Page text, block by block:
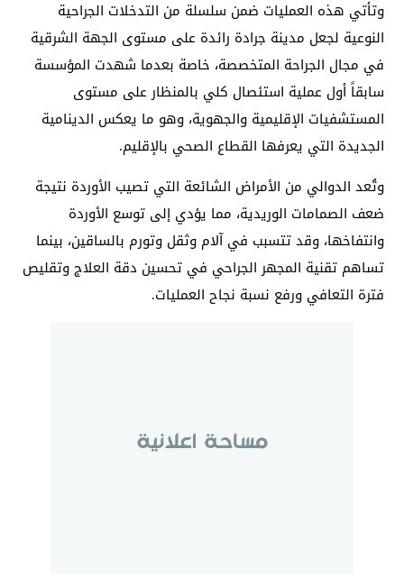
وتأتي هذه العمليات ضمن سلسلة من التدخلات الجراحية
النوعية لجعل مدينة جرادة رائدة على مستوى الجهة الشرقية
في مجال الجراحة المتخصصة، خاصة بعدما شهدت المؤسسة
سابقاً أول عملية استئصال كلي بالمنظار على مستوى
المستشفيات الإقليمية والجهوية، وهو ما يعكس الدينامية
الجديدة التي يعرفها القطاع الصحي بالإقليم.
وتُعد الدوالي من الأمراض الشائعة التي تصيب الأوردة نتيجة
ضعف الصمامات الوريدية، مما يؤدي إلى توسع الأوردة
وانتفاخها، وقد تتسبب في آلام وثقل وتورم بالساقين، بينما
تساهم تقنية المجهر الجراحي في تحسين دقة العلاج وتقليص
فترة التعافي ورفع نسبة نجاح العمليات.